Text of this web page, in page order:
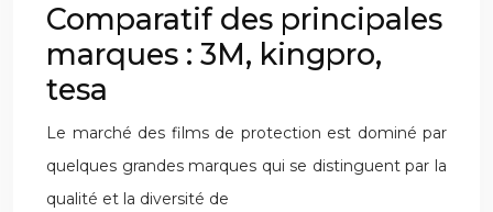
Comparatif des principales
marques : 3M, kingpro,
tesa
Le marché des films de protection est dominé par
quelques grandes marques qui se distinguent par la
qualité et la diversité de